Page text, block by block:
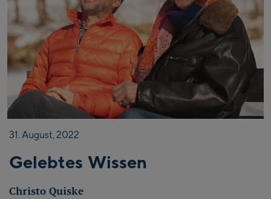
31.August,2022
Gelebtes Wissen
Christo Quiske